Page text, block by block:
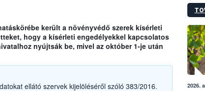
került a növényvédő szerek kísérleti
hogy a kísérleti engedélyekkel kapcsolatos
nyújtsák be, mivel az október 1-je után
ellátó szervek kijelöléséről szóló 383/2016.
2026.